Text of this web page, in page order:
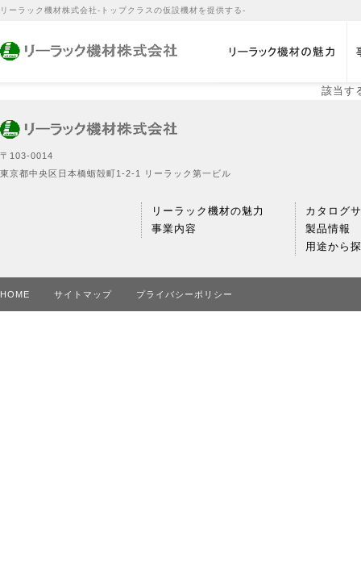
リーラック機材株式会社-トップクラスの仮設機材を提供する-
該当す
〒103‐0014
東京都中央区日本橋蛎殻町1‐2‐1 リーラック第一ビル
リーラック機材の魅力
事業内容
カタログ
製品情報
用途から
HOME サイトマップ プライバシーポリシー